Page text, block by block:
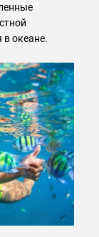
в океане.